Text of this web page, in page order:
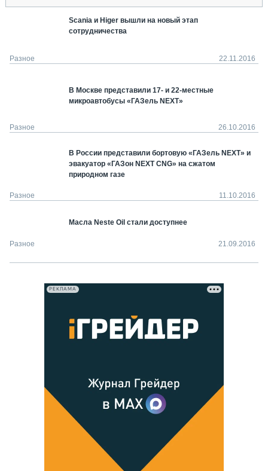
Scania и Higer вышли на новый этап
сотрудничества
Разное 22.11.2016
В Москве представили 17- и 22-местные
микроавтобусы «ГАЗель NEXT»
Разное 26.10.2016
В России представили бортовую «ГАЗель NEXT» и
эвакуатор «ГАЗон NEXT CNG» на сжатом
природном газе
Разное 11.10.2016
Масла Neste Oil стали доступнее
Разное 21.09.2016
РЕКЛАМА